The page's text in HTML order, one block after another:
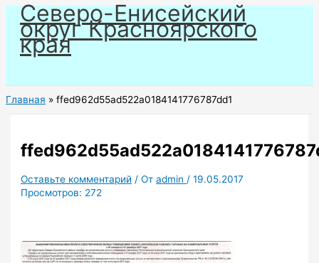
Перейти
содержимому
Северо-Енисейский
округ Красноярского
края
Главная ffed962d55ad522a0184141776787dd1
Оставьте комментарий / Отadmin /19.05.2017
Просмотров: 272